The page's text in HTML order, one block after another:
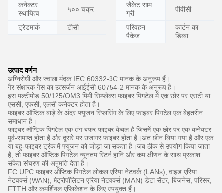
कनेक्टर
स्थायित्व
५०० चक्र
जैकेट साम
ग्री
पीवीसी
ट्रेडमार्क टीसी
परिवहन
पैकेज
कार्टन का
डिब्बा
उत्पाद वर्णन
अग्निरोधी और ज्वाला मंदक IEC 60332-3C मानक के अनुरूप हैं।
गैर संक्षारक गैस का उत्सर्जन आईईसी 60754-2 मानक के अनुरूप है।
इस मल्टीमोड 50/125/OM3 मिमी सिम्प्लेक्स फाइबर पिगटेल में एक छोर पर एसटी या
एससी, एफसी, एलसी कनेक्टर होता है।
फाइबर ऑप्टिक बाड़े के अंदर फ्यूजन स्प्लिसिंग के लिए फाइबर पिगटेल एक बेहतरीन
समाधान है।
फाइबर ऑप्टिक पिगटेल एक तंग बफर फाइबर केबल है जिसमें एक छोर पर एक कनेक्टर
पूर्व-समाप्त होता है और दूसरे पर उजागर फाइबर होता है।अंत छीन लिया गया है और एक
या बहु-फाइबर ट्रंक में फ्यूजन को जोड़ा जा सकता है।जब ठीक से उपयोग किया जाता
है, तो फाइबर ऑप्टिक पिगटेल न्यूनतम रिटर्न हानि और कम क्षीणन के साथ प्रकाश
संकेत संचरण की अनुमति देता है।
FC UPC फाइबर ऑप्टिक पिगटेल लोकल एरिया नेटवर्क (LANs), वाइड एरिया
नेटवर्क्स (WAN), मेट्रोपॉलिटन एरिया नेटवर्क्स (MAN) डेटा सेंटर, बिजनेस, परिसर,
FTTH और कमर्शियल एप्लिकेशन के लिए उपयुक्त हैं।